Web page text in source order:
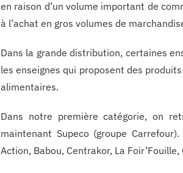
en raison d’un volume important de
à l’achat en gros volumes de
Dans la grande distribution, certaines
les enseignes qui proposent des
alimentaires.
Dans notre première catégorie, on
maintenant Supeco (groupe
Action, Babou, Centrakor, La Foir’Fouille,